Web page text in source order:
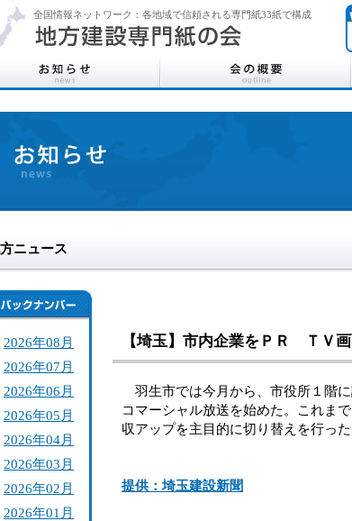
全国情報ネットワーク：各地域で信頼される専門紙33紙で構成
ニュース
2026年08月
2026年07月
2026年06月
2026年05月
2026年04月
2026年03月
2026年02月
2026年01月
【埼玉】市内企業をＰＲ ＴＶ
羽生市では今月から、市役所１階
コマーシャル放送を始めた。これま
収アップを主目的に切り替えを行った
提供：埼玉建設新聞